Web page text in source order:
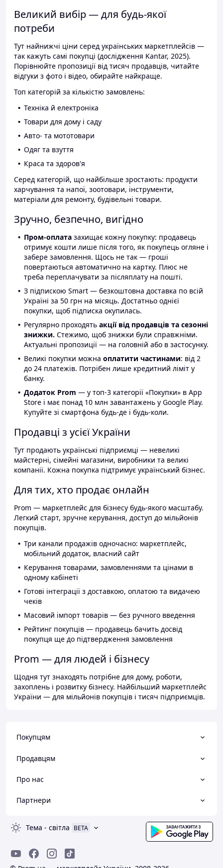
Великий вибір — для будь-якої
потреби
Тут найнижчі ціни серед українських маркетплейсів —
так кажуть самі покупці (дослідження Kantar, 2025).
Порівнюйте пропозиції від тисяч продавців, читайте
відгуки з фото і відео, обирайте найкраще.
Топ категорій за кількістю замовлень:
Техніка й електроніка
Товари для дому і саду
Авто- та мототовари
Одяг та взуття
Краса та здоров'я
Серед категорій, що найбільше зростають: продукти
харчування та напої, зоотовари, інструменти,
матеріали для ремонту, будівельні товари.
Зручно, безпечно, вигідно
Пром-оплата захищає кожну покупку: продавець
отримує кошти лише після того, як покупець огляне і
забере замовлення. Щось не так — гроші
повертаються автоматично на картку. Плюс не
треба переплачувати за післяплату на пошті.
З підпискою Smart — безкоштовна доставка по всій
Україні за 50 грн на місяць. Достатньо однієї
покупки, щоб підписка окупилась.
Регулярно проходять акції від продавців та сезонні
знижки. Стежимо, щоб знижки були справжніми.
Актуальні пропозиції — на головній або в застосунку.
Великі покупки можна оплатити частинами: від 2
до 24 платежів. Потрібен лише кредитний ліміт у
банку.
Додаток Prom — у топ-3 категорії «Покупки» в App
Store і має понад 10 млн завантажень у Google Play.
Купуйте зі смартфона будь-де і будь-коли.
Продавці з усієї України
Тут продають українські підприємці — невеликі
майстерні, сімейні магазини, виробники та великі
компанії. Кожна покупка підтримує український бізнес.
Для тих, хто продає онлайн
Prom — маркетплейс для бізнесу будь-якого масштабу.
Легкий старт, зручне керування, доступ до мільйонів
покупців.
Три канали продажів одночасно: маркетплейс,
мобільний додаток, власний сайт
Керування товарами, замовленнями та цінами в
одному кабінеті
Готові інтеграції з доставкою, оплатою та видачею
чеків
Масовий імпорт товарів — без ручного введення
Рейтинг покупців — продавець бачить досвід
покупця ще до підтвердження замовлення
Prom — для людей і бізнесу
Щодня тут знаходять потрібне для дому, роботи,
захоплень і розвитку бізнесу. Найбільший маркетплейс
України — для мільйонів покупців і тисяч підприємців.
Покупцям
Продавцям
Про нас
Партнери
Тема - світла BETA